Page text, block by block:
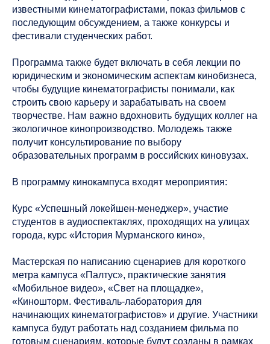
известными кинематографистами, показ фильмов с
последующим обсуждением, а также конкурсы и
фестивали студенческих работ.
Программа также будет включать в себя лекции по
юридическим и экономическим аспектам кинобизнеса,
чтобы будущие кинематографисты понимали, как
строить свою карьеру и зарабатывать на своем
творчестве. Нам важно вдохновить будущих коллег на
экологичное кинопроизводство. Молодежь также
получит консультирование по выбору
образовательных программ в российских киновузах.
В программу кинокампуса входят мероприятия:
Курс «Успешный локейшен-менеджер», участие
студентов в аудиоспектаклях, проходящих на улицах
города, курс «История Мурманского кино»,
Мастерская по написанию сценариев для короткого
метра кампуса «Палтус», практические занятия
«Мобильное видео», «Свет на площадке»,
«Киношторм. Фестиваль-лаборатория для
начинающих кинематографистов» и другие. Участники
кампуса будут работать над созданием фильма по
готовым сценариям, которые будут созданы в рамках